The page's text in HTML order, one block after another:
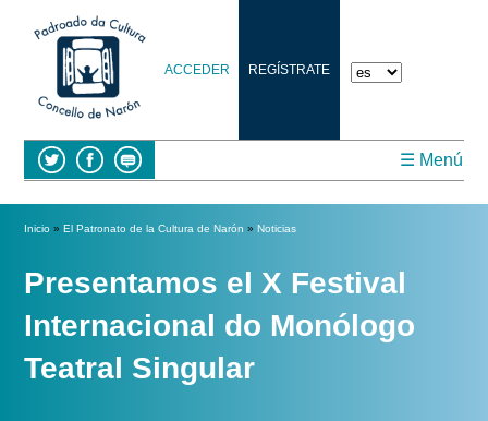
ACCEDER REGÍSTRATE
☰ Menú
Se encuentra usted aquí
Inicio » El Patronato de la Cultura de Narón » Noticias
Presentamos el X Festival
Internacional do Monólogo
Teatral Singular